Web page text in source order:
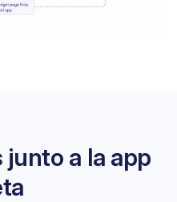
a la app